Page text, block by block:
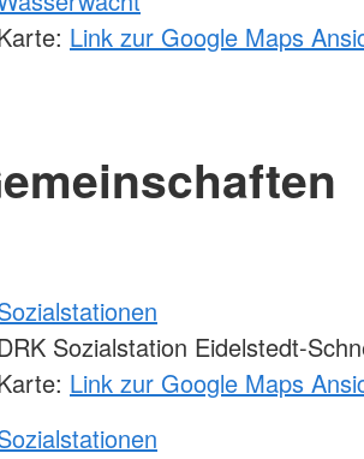
Link zur Google Maps
Sozialstation Eidelstedt-
Link zur Google Maps